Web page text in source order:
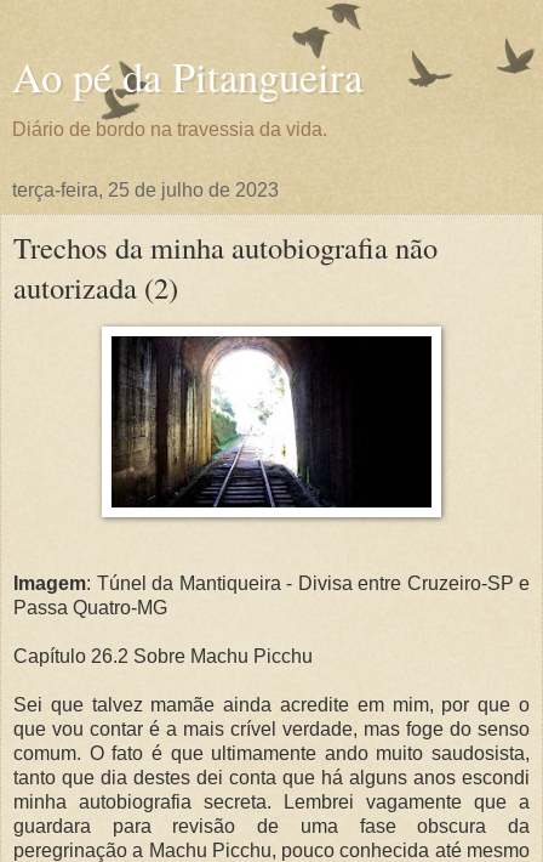
Ao pé da Pitangueira
Diário de bordo na travessia da vida.
terça-feira, 25 de julho de 2023
Trechos da minha autobiografia não
autorizada (2)
Imagem: Túnel da Mantiqueira - Divisa entre Cruzeiro-SP e
Passa Quatro-MG
Capítulo 26.2 Sobre Machu Picchu
Sei que talvez mamãe ainda acredite em mim, por que o
que vou contar é a mais crível verdade, mas foge do senso
comum. O fato é que ultimamente ando muito saudosista,
tanto que dia destes dei conta que há alguns anos escondi
minha autobiografia secreta. Lembrei vagamente que a
guardara para revisão de uma fase obscura da
peregrinação a Machu Picchu, pouco conhecida até mesmo